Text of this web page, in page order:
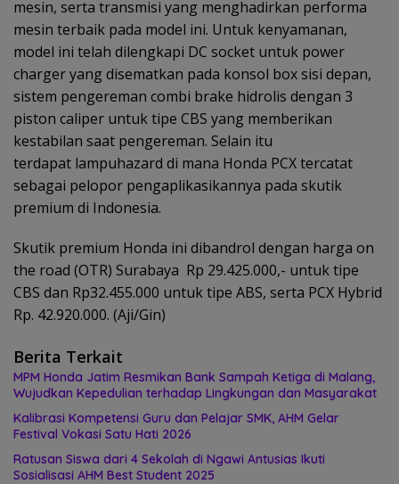
mesin, serta transmisi yang menghadirkan performa
mesin terbaik pada model ini. Untuk kenyamanan,
model ini telah dilengkapi DC socket untuk power
charger yang disematkan pada konsol box sisi depan,
sistem pengereman combi brake hidrolis dengan 3
piston caliper untuk tipe CBS yang memberikan
kestabilan saat pengereman. Selain itu
terdapat lampuhazard di mana Honda PCX tercatat
sebagai pelopor pengaplikasikannya pada skutik
premium di Indonesia.
Skutik premium Honda ini dibandrol dengan harga on
the road (OTR) Surabaya Rp 29.425.000,- untuk tipe
CBS dan Rp32.455.000 untuk tipe ABS, serta PCX Hybrid
Rp. 42.920.000. (Aji/Gin)
Berita Terkait
MPM Honda Jatim Resmikan Bank Sampah Ketiga di Malang,
Wujudkan Kepedulian terhadap Lingkungan dan Masyarakat
Kalibrasi Kompetensi Guru dan Pelajar SMK, AHM Gelar
Festival Vokasi Satu Hati 2026
Ratusan Siswa dari 4 Sekolah di Ngawi Antusias Ikuti
Sosialisasi AHM Best Student 2025